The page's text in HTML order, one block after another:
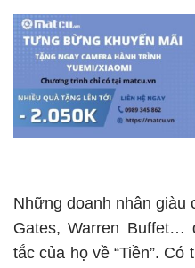
Những doanh nhân giàu
Gates, Warren Buffet…
tắc của họ về “Tiền”.